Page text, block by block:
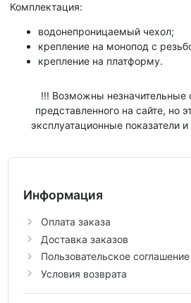
Комплектация:
водонепроницаемый чехол;
крепление на монопод с
крепление на платформу.
!!! Возможны незначительные
представленного на сайте, но
эксплуатационные показатели
Информация
Оплата заказа
Доставка заказов
Пользовательское соглашение
Условия возврата